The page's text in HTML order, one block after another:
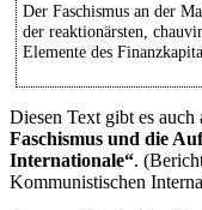
Der Faschismus an der
der reaktionärsten,
Elemente des
Diesen Text gibt es auch
Faschismus und die
Internationale“.
Kommunistischen